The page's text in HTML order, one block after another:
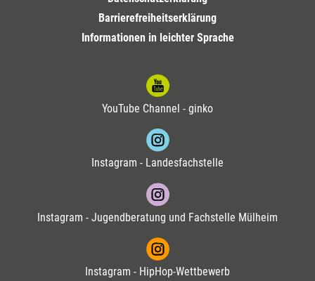
Barrierefreiheitserklärung
Informationen in leichter Sprache
YouTube Channel - ginko
Instagram - Landesfachstelle
Instagram - Jugendberatung und Fachstelle Mülheim
Instagram - HipHop-Wettbewerb